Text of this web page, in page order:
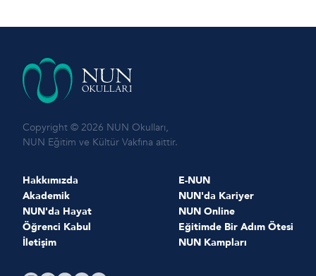
Copyright © 2026 NUN Okulları,
NUN Eğitim ve Kültür Vakfına aittir.
Hakkımızda
Akademik
NUN'da Hayat
Öğrenci Kabul
İletişim
E-NUN
NUN'da Kariyer
NUN Online
Eğitimde Bir Adım Ötesi
NUN Kampları